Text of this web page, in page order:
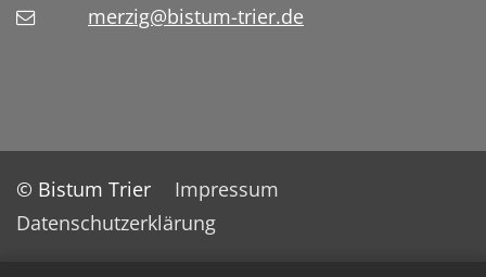
merzig@bistum-trier.de
© Bistum Trier
Impressum
Datenschutzerklärung